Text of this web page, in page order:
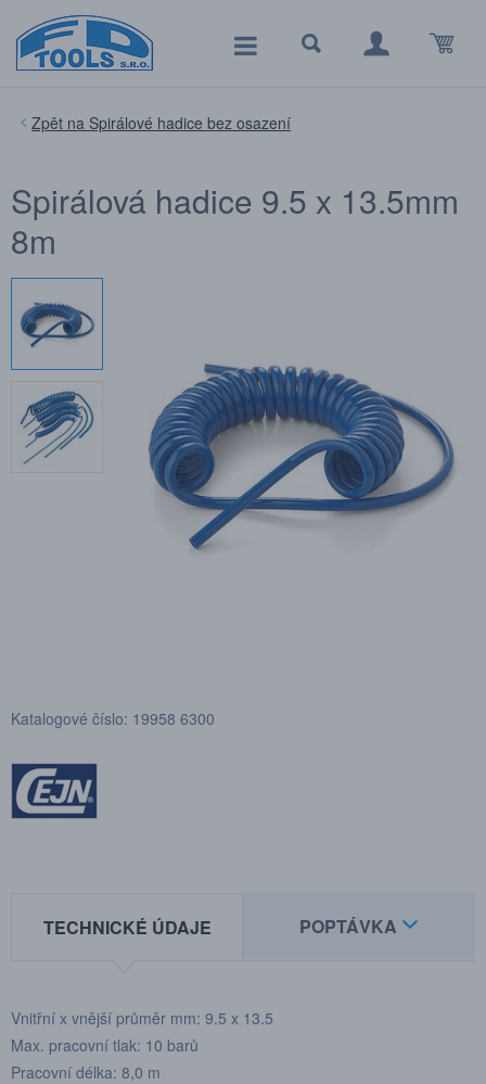
Spirálové hadice bez osazení
Spirálová hadice 9.5 x 13.5mm
8m
Katalogové číslo: 19958 6300
TECHNICKÉ ÚDAJE POPTÁVKA
Vnitřní x vnější průměr mm: 9.5 x 13.5
Max. pracovní tlak: 10 barů
Pracovní délka: 8,0 m